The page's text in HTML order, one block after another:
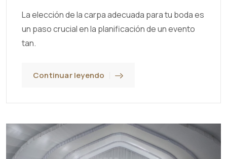
La elección de la carpa adecuada para tu boda es
un paso crucial en la planificación de un evento
tan.
Continuar leyendo